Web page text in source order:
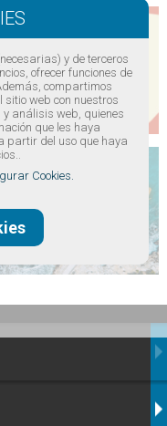
y de terceros
ofrecer funciones de
compartimos
sitio web con nuestros
análisis web, quienes
que les haya
partir del uso que haya
Cookies.